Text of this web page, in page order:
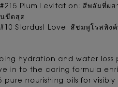
#215 Plum Levitation: สีพลัมที่
ขีดสุด
#10 Stardust Love: สีชมพูโรสพิ
hydration and water
in to the caring formula
pure nourishing oils for